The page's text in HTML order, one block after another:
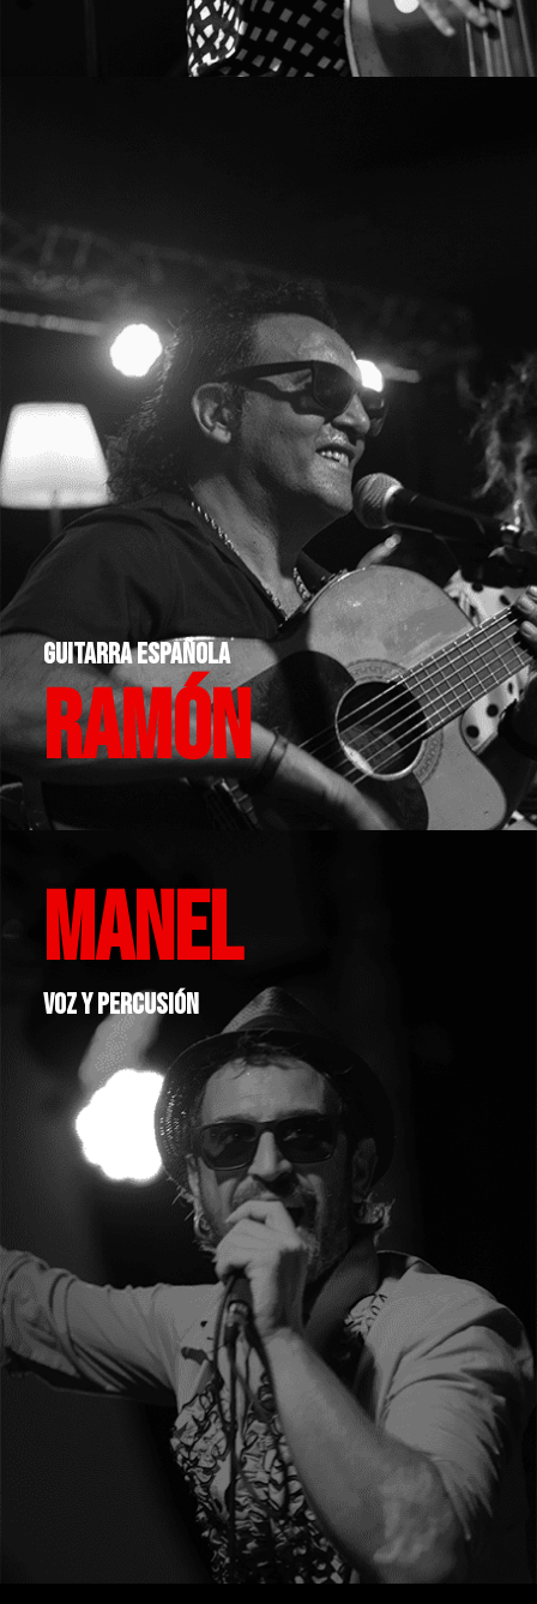
GUITARRA ESPAÑOLA
RAMÓN
MANEL
voz y percusión